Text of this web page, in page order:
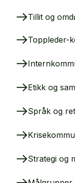
Tillit og
Toppleder-
Etikk og
Språk og
Strategi og